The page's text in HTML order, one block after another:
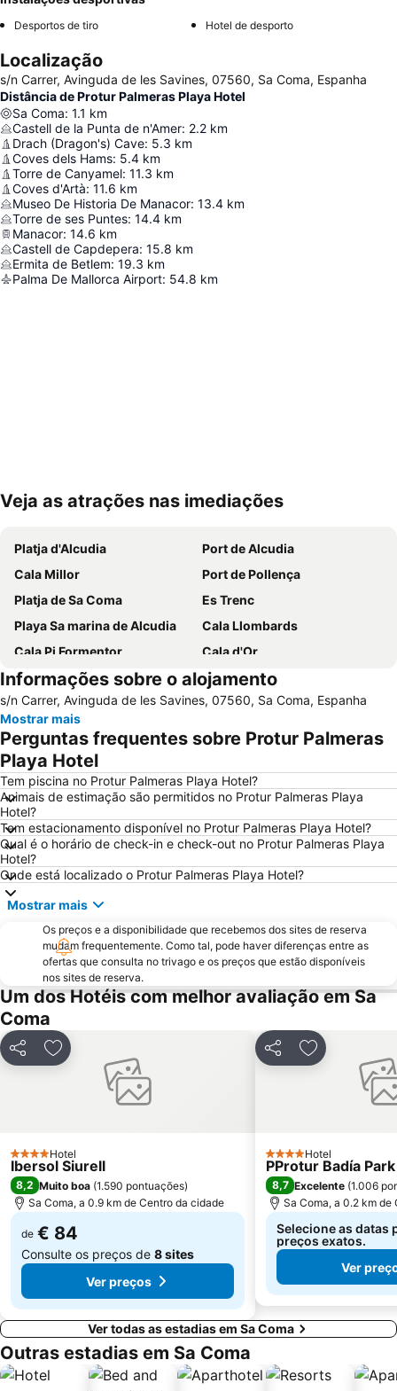
Desportos de tiro Hotel de desporto
Localização
s/n Carrer, Avinguda de les Savines, 07560, Sa Coma, Espanha
Distância de Protur Palmeras Playa Hotel
Sa Coma: 1.1 km
Castell de la Punta de n'Amer: 2.2 km
Drach (Dragon's) Cave: 5.3 km
Coves dels Hams: 5.4 km
Torre de Canyamel: 11.3 km
Coves d'Artà: 11.6 km
Museo De Historia De Manacor: 13.4 km
Torre de ses Puntes: 14.4 km
Manacor: 14.6 km
Castell de Capdepera: 15.8 km
Ermita de Betlem: 19.3 km
Palma De Mallorca Airport: 54.8 km
Ampliar mapa
Veja as atrações nas imediações
Platja d'Alcudia
Port de Alcudia
Cala Millor
Port de Pollença
Platja de Sa Coma
Es Trenc
Playa Sa marina de Alcudia
Cala Llombards
Cala Pi Formentor
Cala d'Or
Can Picafort
Cala Marçal
Cala Antena
Parc Natural de s'Albufera de Mallorca
Cala Gran
S´Illot - Cala Moreja
Cala Esmeralda
Cala Santanyi
S´Arenal
Arenal de sa Canova
Playa de Cala Mondragò
Club Náutico Cala Ratjada
Cidade Romana de Pollentia
Platja des Morer Vermell
Playa Son Baulo
Puerto Deportivo Marina de Cala d'Or
Caló de ses Egos
Portocristo
Platja de Canyamel
Sa Font de Sa Cala
Serra de Tramontana
Hidropark
Sant Joan
Cala Torta
Cala Ferrera
Parque Natural de Modragó
Platja de l'Alcanada
Informações sobre o alojamento
s/n Carrer, Avinguda de les Savines, 07560, Sa Coma, Espanha
Mostrar mais
Perguntas frequentes sobre Protur Palmeras
Playa Hotel
Tem piscina no Protur Palmeras Playa Hotel?
Animais de estimação são permitidos no Protur Palmeras Playa
Hotel?
Tem estacionamento disponível no Protur Palmeras Playa Hotel?
Qual é o horário de check-in e check-out no Protur Palmeras Playa
Hotel?
Onde está localizado o Protur Palmeras Playa Hotel?
Mostrar mais
Os preços e a disponibilidade que recebemos dos sites de reserva
mudam frequentemente. Como tal, pode haver diferenças entre as
ofertas que consulta no trivago e os preços que estão disponíveis
nos sites de reserva.
Um dos Hotéis com melhor avaliação em Sa
Coma
PartilharAdicionar aos favoritos
4 Estrelas
Hotel
Ibersol Siurell
8,2 Muito boa (1.590 pontuações)
Sa Coma, a 0.9 km de Centro da cidade
de € 84
Consulte os preços de 8 sites
Ver preços
PartilharAdicionar
4 Estrelas
Hotel
PProtur Badía
8,7 Excelente (1.006
Sa Coma, a 0.2 km de
Selecione as datas
preços exatos.
Ver
Ver todas as estadias em Sa Coma
Outras estadias em Sa Coma